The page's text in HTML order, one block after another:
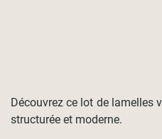
Découvrez ce lot de lamelles
structurée et moderne.